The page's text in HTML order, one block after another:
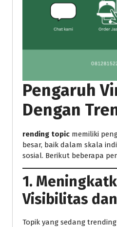
Pengaruh
Dengan
rending topic memiliki
besar, baik dalam skala
sosial. Berikut beberapa
1.
Visibilitas
Topik yang sedang